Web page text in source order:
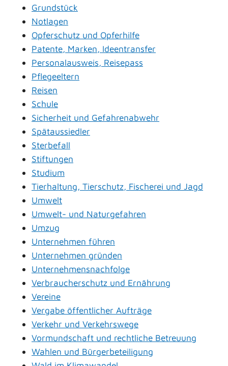
Grundstück
Notlagen
Opferschutz und Opferhilfe
Patente, Marken, Ideentransfer
Personalausweis, Reisepass
Pflegeeltern
Reisen
Schule
Sicherheit und Gefahrenabwehr
Spätaussiedler
Sterbefall
Stiftungen
Studium
Tierhaltung, Tierschutz, Fischerei und Jagd
Umwelt
Umwelt- und Naturgefahren
Umzug
Unternehmen führen
Unternehmen gründen
Unternehmensnachfolge
Verbraucherschutz und Ernährung
Vereine
Vergabe öffentlicher Aufträge
Verkehr und Verkehrswege
Vormundschaft und rechtliche Betreuung
Wahlen und Bürgerbeteiligung